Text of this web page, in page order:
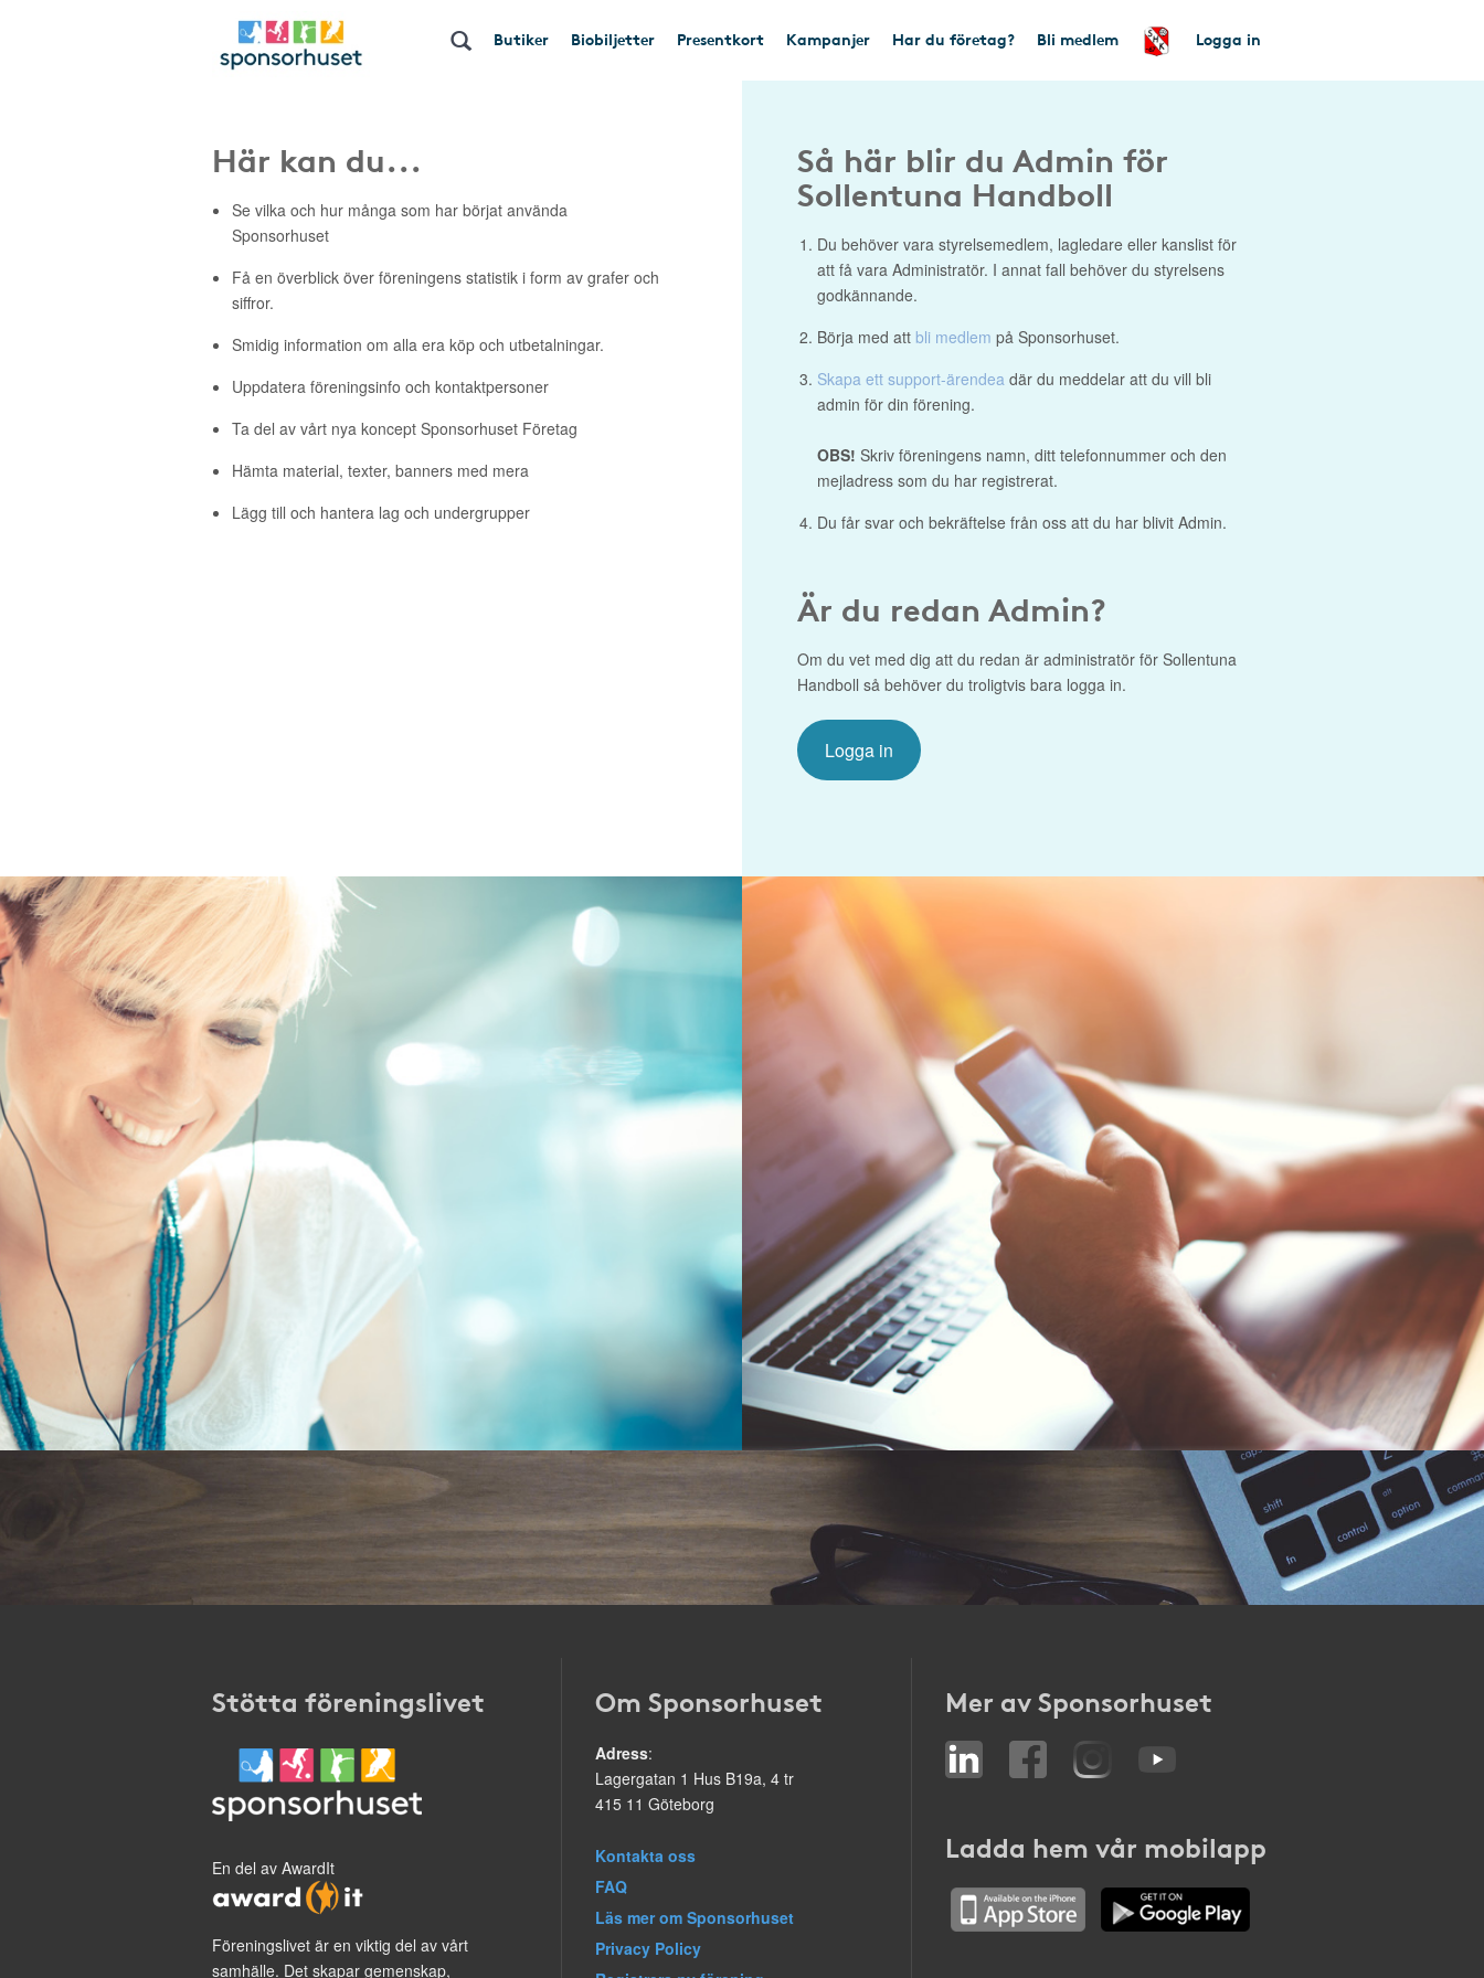
Butiker Biobiljetter Presentkort Kampanjer Har du företag? Bli medlem Logga in
Här kan du...
Se vilka och hur många som har börjat använda
Sponsorhuset
Få en överblick över föreningens statistik i form av grafer och
siffror.
Smidig information om alla era köp och utbetalningar.
Uppdatera föreningsinfo och kontaktpersoner
Ta del av vårt nya koncept Sponsorhuset Företag
Hämta material, texter, banners med mera
Lägg till och hantera lag och undergrupper
Så här blir du Admin för
Sollentuna Handboll
Du behöver vara styrelsemedlem, lagledare eller kanslist för
att få vara Administratör. I annat fall behöver du styrelsens
godkännande.
Börja med att bli medlem på Sponsorhuset.
Skapa ett support-ärendea där du meddelar att du vill bli
admin för din förening.
OBS! Skriv föreningens namn, ditt telefonnummer och den
mejladress som du har registrerat.
Du får svar och bekräftelse från oss att du har blivit Admin.
Är du redan Admin?
Om du vet med dig att du redan är administratör för Sollentuna
Handboll så behöver du troligtvis bara logga in.
Logga in
Stötta föreningslivet
En del av AwardIt
Föreningslivet är en viktig del av vårt
samhälle. Det skapar gemenskap,
Om Sponsorhuset
Adress:
Lagergatan 1 Hus B19a, 4 tr
415 11 Göteborg
Kontakta oss
FAQ
Läs mer om Sponsorhuset
Privacy Policy
Mer av Sponsorhuset
Ladda hem vår mobilapp